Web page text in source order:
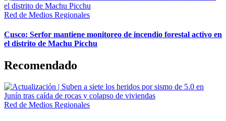
Red de Medios Regionales
Cusco: Serfor mantiene monitoreo de incendio forestal activo en
el distrito de Machu Picchu
Recomendado
Red de Medios Regionales